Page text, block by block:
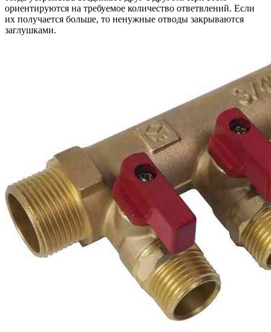
ориентируются на требуемое количество ответвлений. Если
их получается больше, то ненужные отводы закрываются
заглушками.